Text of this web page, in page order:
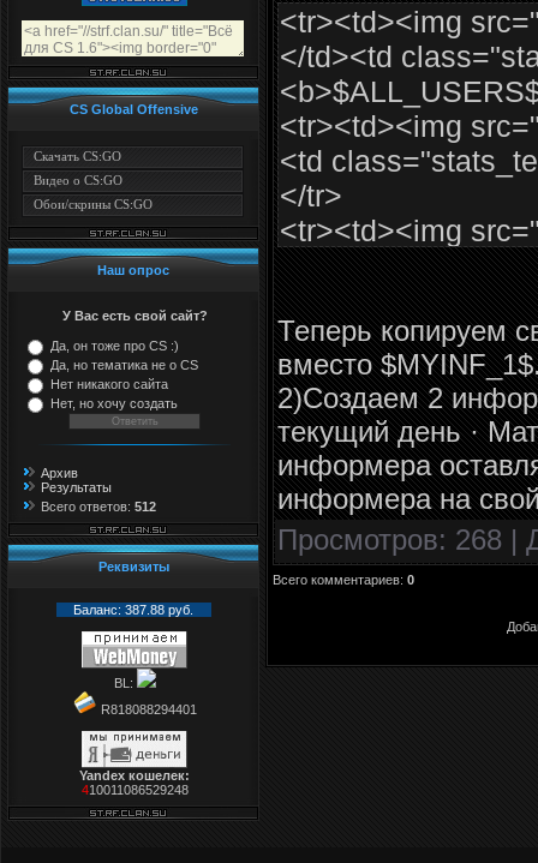
CS Global Offensive
Скачать CS:GO
Видео о CS:GO
Обои/скрины CS:GO
Наш опрос
У Вас есть свой сайт?
Да, он тоже про CS :)
Да, но тематика не о CS
Нет никакого сайта
Нет, но хочу создать
Архив
Результаты
Всего ответов: 512
Реквизиты
Баланс: 387.88 руб.
BL:
R818088294401
Yandex кошелек:
410011086529248
<tr><td><img
</td><td
<tr><td><img
<td
</tr>
<tr><td><img
<td
</tr>
<tr><td><img
<td
</td></tr>
<tr><td
src="http://
style="border-
сегодня:<b>
Теперь копируем
вместо
2)Создаем 2
текущий день ·
информера
информера на
Просмотров: 268 |
Всего комментариев: 0